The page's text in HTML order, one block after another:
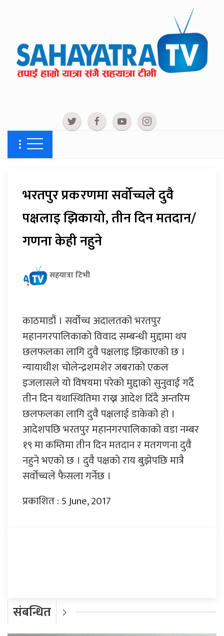
भरतपुर प्रकरणमा सर्वोच्चले दुवै
पक्षलाइ झिकायो, तीन दिन मतदान/
गणना केही नहुने
सहयात्रा टिभी
काठमाडौं । सर्वोच्च अदालतको भरतपुर
महानगरपालिकाको विवाद सम्बन्धी मुद्दामा थप
छलफलका लागि दुवै पक्षलाइ झिकाएको छ ।
न्यायाधीश चोलेन्द्रशमशेर जबराको एकल
इजलासले यो विषयमा परेको मुद्दाको सुनुवाई गर्दै
तीन दिन यथास्थितिमा राख्न आदेश दिँदै अन्तरिम
छलफलका लागि दुवै पक्षलाई डाकेको हो ।
आदेशपछि भरतपुर महानगरपालिकाको वडा नम्बर
१९ मा कम्तिमा तीन दिन मतदान र मतगणना दुवै
नहुने भएको छ । दुवै पक्षको राय बुझेपछि मात्रै
सर्वोच्चले फैसला गर्नेछ ।
प्रकाशित : 5 June, 2017
संबन्धित